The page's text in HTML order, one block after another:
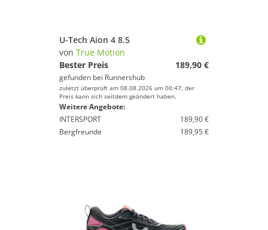
U-Tech Aion 4 8.5
von True Motion
Bester Preis
189,90 €
gefunden bei Runnershub
zuletzt überprüft am 08.08.2026 um 00:47; der
Preis kann sich seitdem geändert haben.
Weitere Angebote:
INTERSPORT
189,90 €
Bergfreunde
189,95 €